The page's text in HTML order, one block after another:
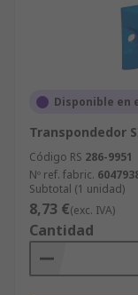
Disponible en
Transpondedor
Código RS 286-9951
Nº ref. fabric.
Subtotal (1 unidad)
8,73 €(exc. IVA)
Cantidad